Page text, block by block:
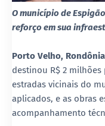
O município de
reforço em sua
Porto Velho,
destinou R$ 2 milhões
estradas vicinais do
aplicados, e as obras
acompanhamento